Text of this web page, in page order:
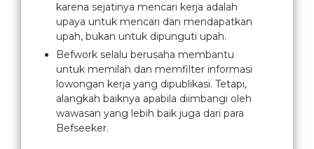
karena sejatinya mencari kerja adalah
upaya untuk mencari dan mendapatkan
upah, bukan untuk dipunguti upah.
Befwork selalu berusaha membantu
untuk memilah dan memfilter informasi
lowongan kerja yang dipublikasi. Tetapi,
alangkah baiknya apabila diimbangi oleh
wawasan yang lebih baik juga dari para
Befseeker.